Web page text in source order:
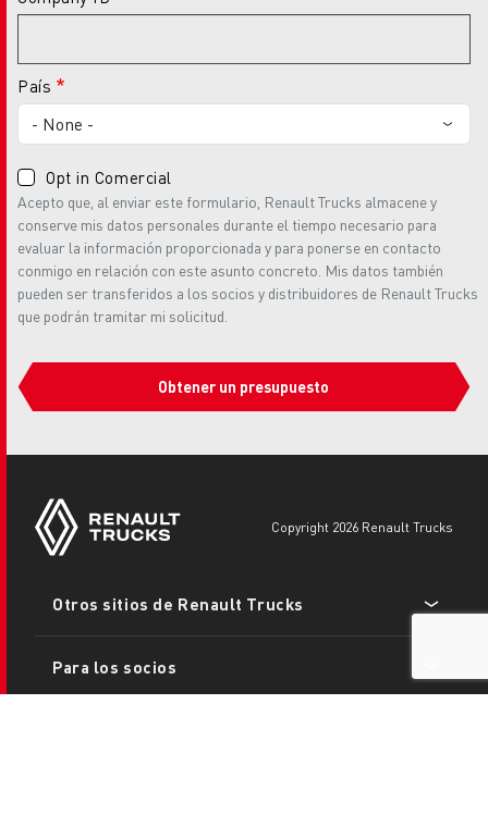
País
Opt in Comercial
Acepto que, al enviar este formulario, Renault Trucks almacene y
conserve mis datos personales durante el tiempo necesario para
evaluar la información proporcionada y para ponerse en contacto
conmigo en relación con este asunto concreto. Mis datos también
pueden ser transferidos a los socios y distribuidores de Renault Trucks
que podrán tramitar mi solicitud.
Obtener un presupuesto
copyright 2026 Renault Trucks
menu
Otros sitios de Renault Trucks
Para los socios